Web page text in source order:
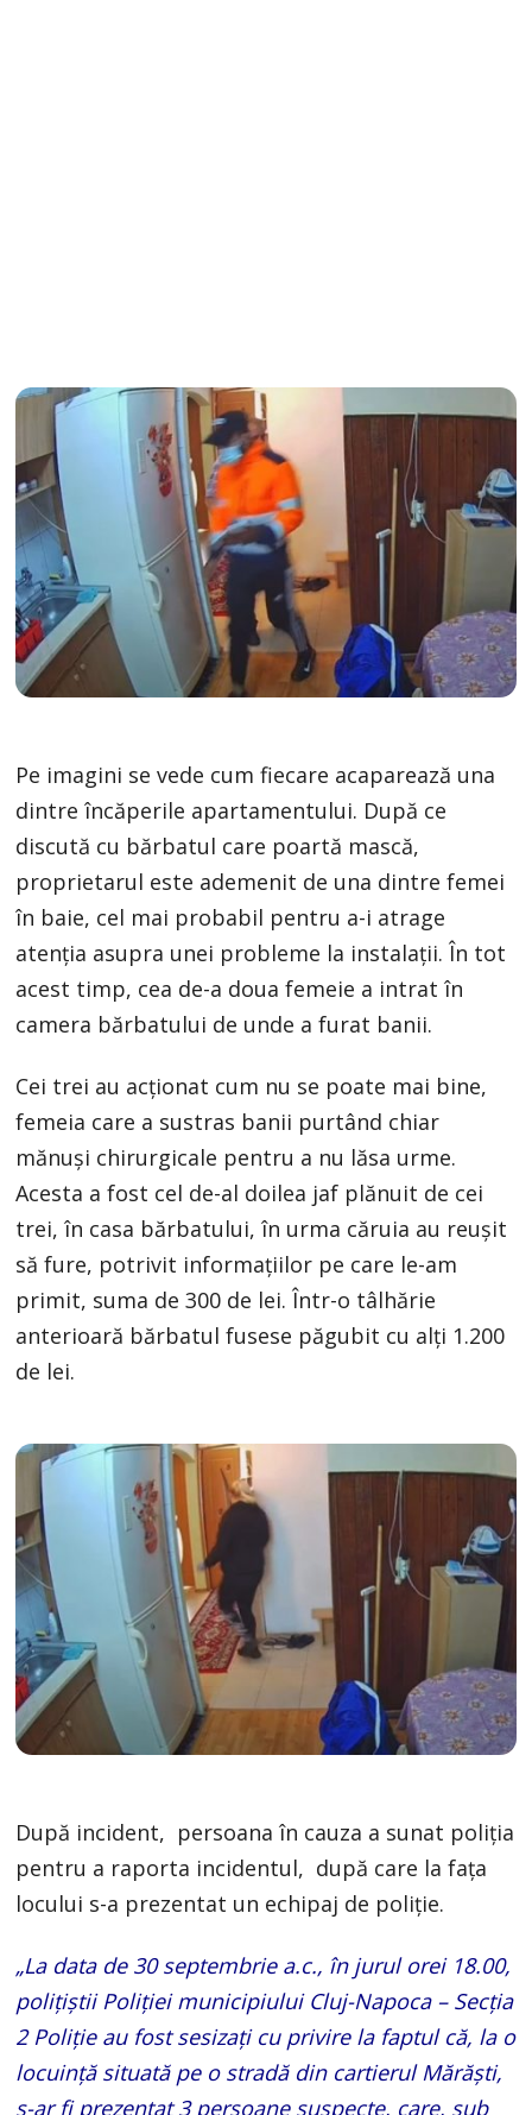
Pe imagini se vede cum fiecare acaparează una
dintre încăperile apartamentului. După ce
discută cu bărbatul care poartă mască,
proprietarul este ademenit de una dintre femei
în baie, cel mai probabil pentru a-i atrage
atenţia asupra unei probleme la instalaţii. În tot
acest timp, cea de-a doua femeie a intrat în
camera bărbatului de unde a furat banii.
Cei trei au acţionat cum nu se poate mai bine,
femeia care a sustras banii purtând chiar
mănuşi chirurgicale pentru a nu lăsa urme.
Acesta a fost cel de-al doilea jaf plănuit de cei
trei, în casa bărbatului, în urma căruia au reuşit
să fure, potrivit informaţiilor pe care le-am
primit, suma de 300 de lei. Într-o tâlhărie
anterioară bărbatul fusese păgubit cu alţi 1.200
de lei.
După incident, persoana în cauza a sunat poliţia
pentru a raporta incidentul, după care la fața
locului s-a prezentat un echipaj de poliţie.
„La data de 30 septembrie a.c., în jurul orei 18.00,
polițiștii Poliției municipiului Cluj-Napoca – Secția
2 Poliție au fost sesizați cu privire la faptul că, la o
locuință situată pe o stradă din cartierul Mărăști,
s-ar fi prezentat 3 persoane suspecte, care, sub